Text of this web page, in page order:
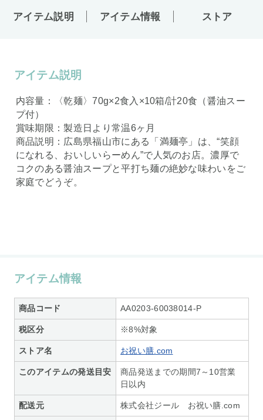
アイテム説明 アイテム情報 ストア
アイテム説明
内容量：〈乾麺〉70g×2食入×10箱/計20食（醤油スー
プ付）
賞味期限：製造日より常温6ヶ月
商品説明：広島県福山市にある「満麺亭」は、“笑顔
になれる、おいしいらーめん”で人気のお店。濃厚で
コクのある醤油スープと平打ち麺の絶妙な味わいをご
家庭でどうぞ。
アイテム情報
商品コード AA0203-60038014-P
税区分 ※8%対象
ストア名 お祝い膳.com
このアイテムの発送目安
商品発送までの期間7～10営業
日以内
配送元 株式会社ジール お祝い膳.com